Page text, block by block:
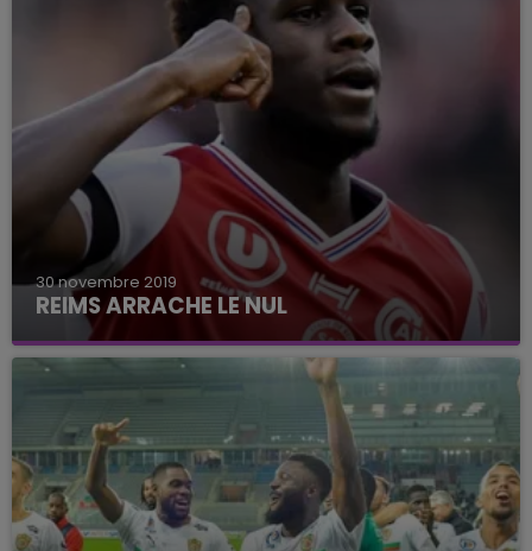
30 novembre 2019
REIMS ARRACHE LE NUL
Les rémois égalisent dans les dernières secondes
de jeu